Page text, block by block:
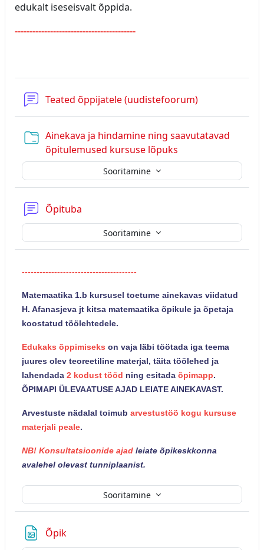
edukalt iseseisvalt õppida.
-----------------------------------------
Teated õppijatele (uudistefoorum)
Ainekava ja hindamine ning saavutatavad
õpitulemused kursuse lõpuks
Sooritamine
Õpituba
Sooritamine
Sooritamine
---------------------------------------
Matemaatika 1.b kursusel toetume ainekavas viidatud
H. Afanasjeva jt kitsa matemaatika õpikule ja õpetaja
koostatud töölehtedele.
Edukaks õppimiseks on vaja läbi töötada iga teema
juures olev teoreetiline materjal, täita töölehed ja
lahendada 2 kodust tööd ning esitada õpimapp.
ÕPIMAPI ÜLEVAATUSE AJAD LEIATE AINEKAVAST.
Arvestuste nädalal toimub arvestustöö kogu kursuse
materjali peale.
NB! Konsultatsioonide ajad leiate õpikeskkonna
avalehel olevast tunniplaanist.
Õpik